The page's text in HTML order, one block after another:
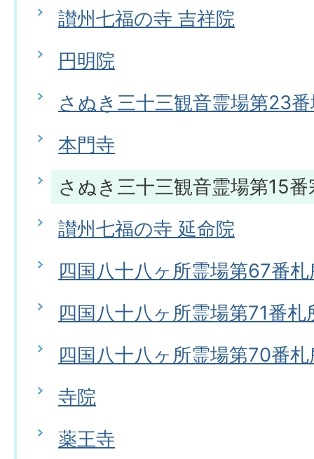
讃州七福の寺 吉祥院
円明院
さぬき三十三観音霊場第23
本門寺
さぬき三十三観音霊場第15番
讃州七福の寺 延命院
四国八十八ヶ所霊場第67番
四国八十八ヶ所霊場第71番札
四国八十八ヶ所霊場第70番
寺院
薬王寺